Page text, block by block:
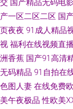
撸色网 激情av自拍
91 久草福利视频导航
播放91 青娱乐91超碰
交 国产精品无码电
产一区二区二区 国
页夜夜 91成人精品
视 福利在线视频直播
洲香蕉 国产91高清
无码精品 91自拍在
色图人妻 在线免费
美午夜极品 性欧美